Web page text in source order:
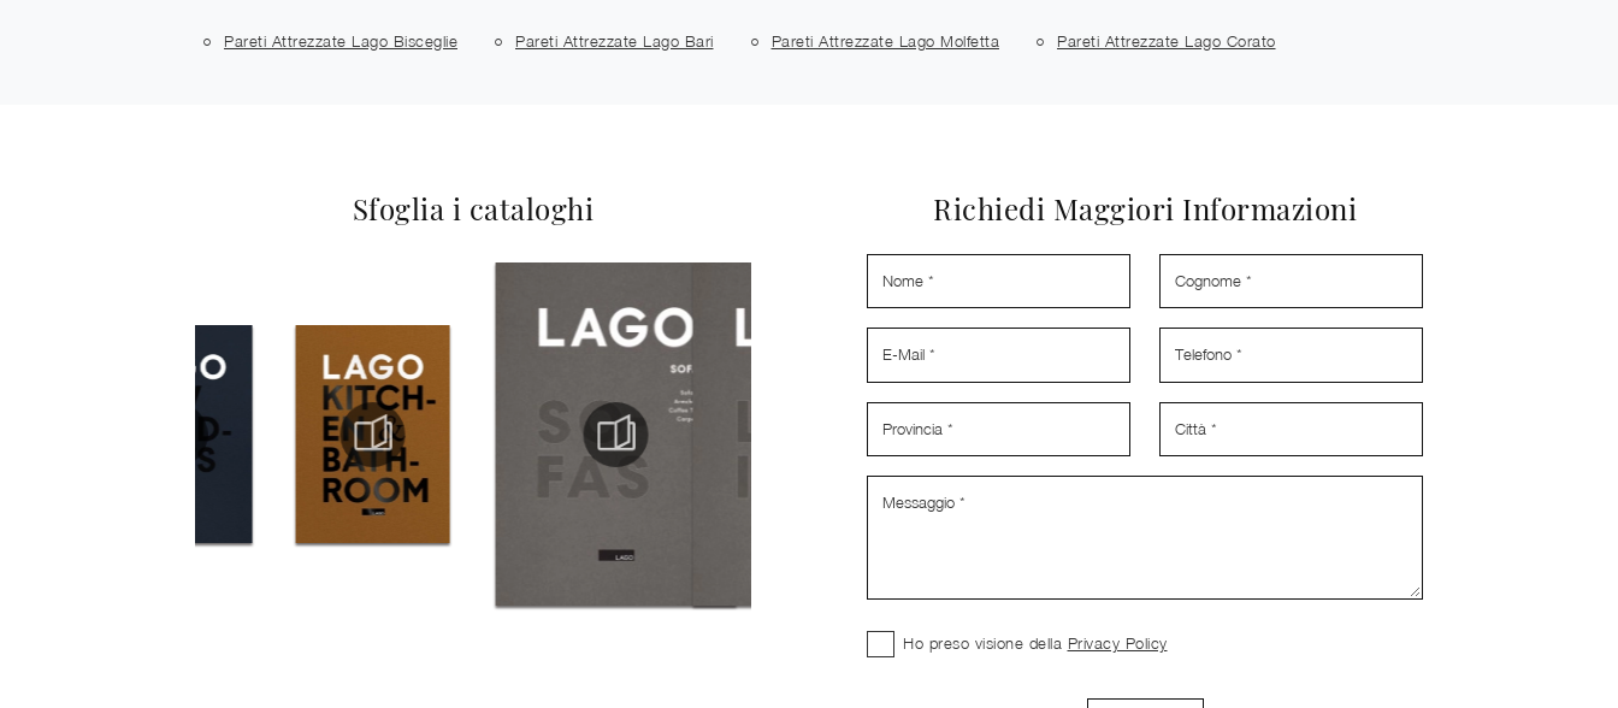
Pareti Attrezzate Lago Bisceglie Pareti Attrezzate Lago Bari Pareti Attrezzate Lago Molfetta Pareti Attrezzate Lago Corato
Sfoglia i cataloghi Richiedi Maggiori Informazioni
Ho preso visione della Privacy Policy